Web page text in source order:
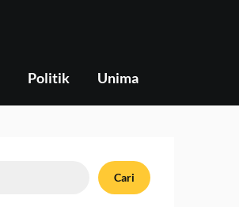
Politik Unima